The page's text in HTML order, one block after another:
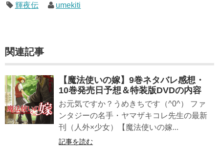
輝夜伝 umekiti
関連記事
【魔法使いの嫁】9巻ネタバレ感想・
10巻発売日予想＆特装版DVDの内容
お元気ですか？うめきちです（^0^） ファ
ンタジーの名手・ヤマザキコレ先生の最新
刊（人外×少女）【魔法使いの嫁...
記事を読む